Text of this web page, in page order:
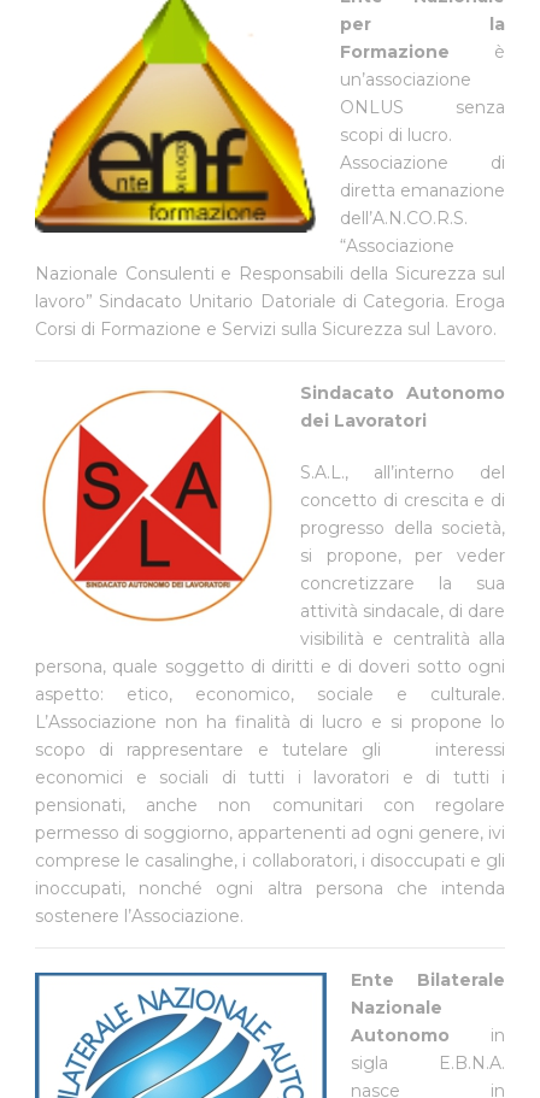
per la
Formazione è
un’associazione
ONLUS senza
scopi di lucro.
Associazione di
diretta emanazione
dell’A.N.CO.R.S.
“Associazione
Nazionale Consulenti e Responsabili della Sicurezza sul
lavoro” Sindacato Unitario Datoriale di Categoria. Eroga
Corsi di Formazione e Servizi sulla Sicurezza sul Lavoro.
Sindacato Autonomo
dei Lavoratori
S.A.L., all’interno del
concetto di crescita e di
progresso della società,
si propone, per veder
concretizzare la sua
attività sindacale, di dare
visibilità e centralità alla
persona, quale soggetto di diritti e di doveri sotto ogni
aspetto: etico, economico, sociale e culturale.
L’Associazione non ha finalità di lucro e si propone lo
scopo di rappresentare e tutelare gli interessi
economici e sociali di tutti i lavoratori e di tutti i
pensionati, anche non comunitari con regolare
permesso di soggiorno, appartenenti ad ogni genere, ivi
comprese le casalinghe, i collaboratori, i disoccupati e gli
inoccupati, nonché ogni altra persona che intenda
sostenere l’Associazione.
Ente Bilaterale
Nazionale
Autonomo in
sigla E.B.N.A.
nasce in